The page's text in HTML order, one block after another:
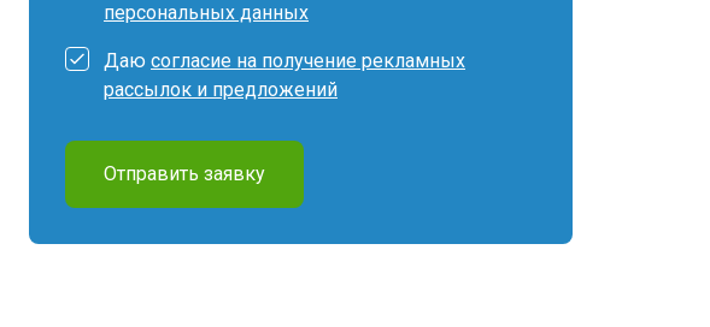
персональных данных
Даю согласие на получение рекламных
рассылок и предложений
Отправить заявку